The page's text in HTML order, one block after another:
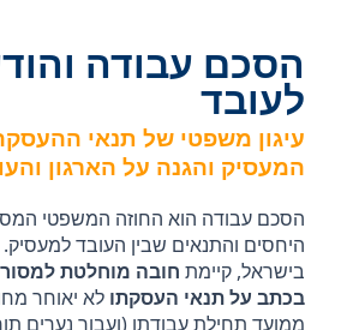
הסכם עבודה
לעובד
עיגון משפטי של תנאי
המעסיק והגנה על הארגון
הסכם עבודה הוא החוזה המשפטי
היחסים והתנאים שבין העובד
בישראל, קיימת חובה מוחלטת
בכתב על תנאי העסקתו
ממועד תחילת עבודתו (ועבור נערים תוך 7